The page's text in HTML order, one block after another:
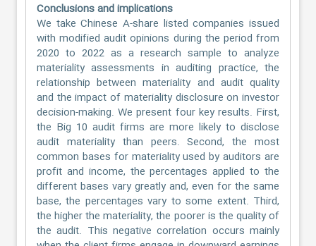
Conclusions and implications
We take Chinese A-share listed companies issued
with modified audit opinions during the period from
2020 to 2022 as a research sample to analyze
materiality assessments in auditing practice, the
relationship between materiality and audit quality
and the impact of materiality disclosure on investor
decision-making. We present four key results. First,
the Big 10 audit firms are more likely to disclose
audit materiality than peers. Second, the most
common bases for materiality used by auditors are
profit and income, the percentages applied to the
different bases vary greatly and, even for the same
base, the percentages vary to some extent. Third,
the higher the materiality, the poorer is the quality of
the audit. This negative correlation occurs mainly